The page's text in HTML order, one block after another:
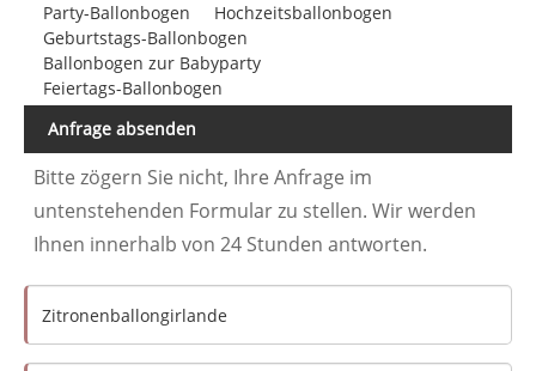
Party-Ballonbogen
Hochzeitsballonbogen
Geburtstags-Ballonbogen
Ballonbogen zur Babyparty
Feiertags-Ballonbogen
Anfrage absenden
Bitte zögern Sie nicht, Ihre Anfrage im
untenstehenden Formular zu stellen. Wir werden
Ihnen innerhalb von 24 Stunden antworten.